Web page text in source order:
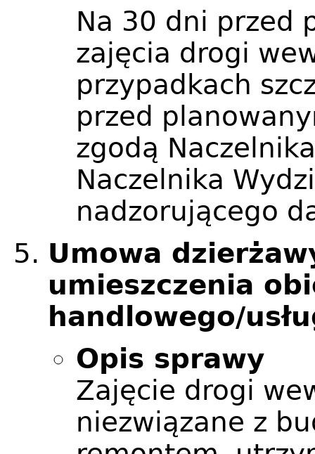
Na 30 dni przed
zajęcia drogi
przypadkach
przed
zgodą
Naczelnika
nadzorującego
Umowa
umieszczenia
handlowego/
Opis sprawy
Zajęcie drogi
niezwiązane z